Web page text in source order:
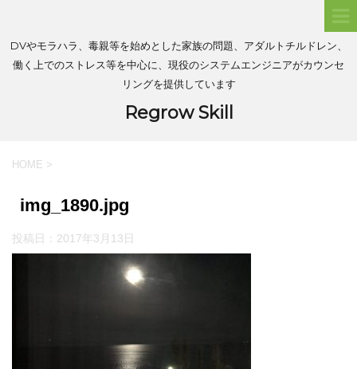
DVやモラハラ、毒親等を始めとした家族の問題、アダルトチルドレン、
働く上でのストレス等を中心に、現役のシステムエンジニアがカウンセ
リングを提供しています
Regrow Skill
HOME >
img_1890.jpg
投稿日： 2017年3月13日